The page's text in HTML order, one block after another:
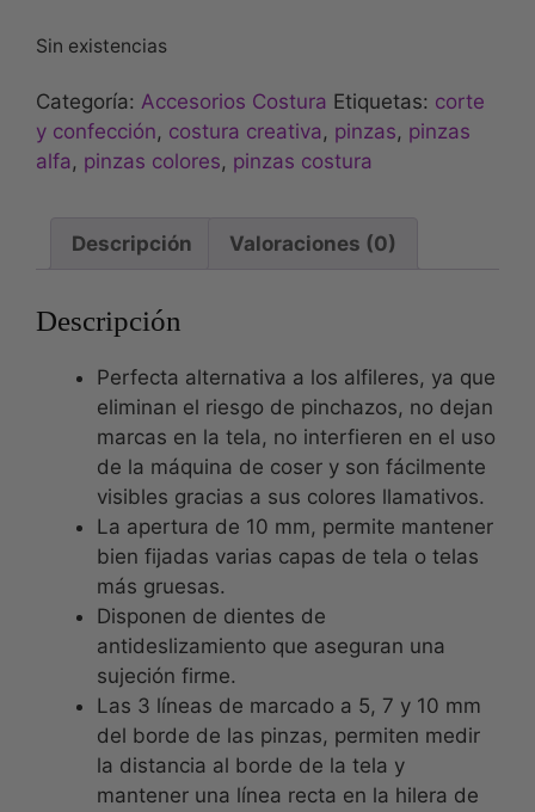
Sin existencias
Categoría: Accesorios Costura Etiquetas: corte
y confección, costura creativa, pinzas, pinzas
alfa, pinzas colores, pinzas costura
Descripción Valoraciones (0)
Descripción
Perfecta alternativa a los alfileres, ya que
eliminan el riesgo de pinchazos, no dejan
marcas en la tela, no interfieren en el uso
de la máquina de coser y son fácilmente
visibles gracias a sus colores llamativos.
La apertura de 10 mm, permite mantener
bien fijadas varias capas de tela o telas
más gruesas.
Disponen de dientes de
antideslizamiento que aseguran una
sujeción firme.
Las 3 líneas de marcado a 5, 7 y 10 mm
del borde de las pinzas, permiten medir
la distancia al borde de la tela y
mantener una línea recta en la hilera de